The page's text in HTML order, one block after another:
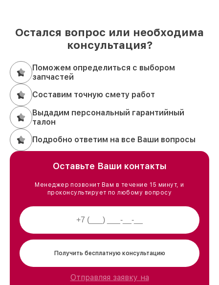
Остался вопрос или необходима
консультация?
Поможем определиться с выбором
запчастей
Составим точную смету работ
Выдадим персональный гарантийный
талон
Подробно ответим на все Ваши вопросы
Оставьте Ваши контакты
Менеджер позвонит Вам в течение 15 минут, и
проконсультирует по любому вопросу
Получить бесплатную консультацию
Отправляя заявку на